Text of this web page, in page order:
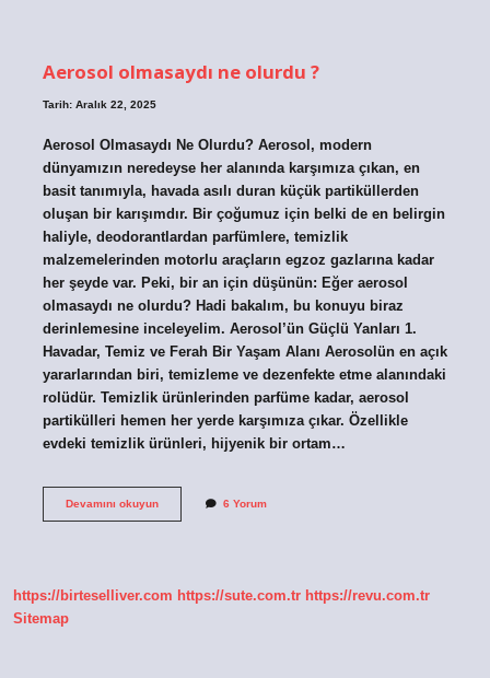
Aerosol olmasaydı ne olurdu ?
Tarih: Aralık 22, 2025
Aerosol Olmasaydı Ne Olurdu? Aerosol, modern
dünyamızın neredeyse her alanında karşımıza çıkan, en
basit tanımıyla, havada asılı duran küçük partiküllerden
oluşan bir karışımdır. Bir çoğumuz için belki de en belirgin
haliyle, deodorantlardan parfümlere, temizlik
malzemelerinden motorlu araçların egzoz gazlarına kadar
her şeyde var. Peki, bir an için düşünün: Eğer aerosol
olmasaydı ne olurdu? Hadi bakalım, bu konuyu biraz
derinlemesine inceleyelim. Aerosol’ün Güçlü Yanları 1.
Havadar, Temiz ve Ferah Bir Yaşam Alanı Aerosolün en açık
yararlarından biri, temizleme ve dezenfekte etme alanındaki
rolüdür. Temizlik ürünlerinden parfüme kadar, aerosol
partikülleri hemen her yerde karşımıza çıkar. Özellikle
evdeki temizlik ürünleri, hijyenik bir ortam…
Devamını okuyunAerosol
6 Yorum
https://birteselliver.com https://sute.com.tr https://revu.com.tr
Sitemap